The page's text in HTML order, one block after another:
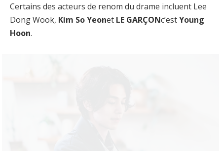
Certains des acteurs de renom du drame incluent Lee
Dong Wook, Kim So Yeonet LE GARÇONc’estYoung
Hoon.